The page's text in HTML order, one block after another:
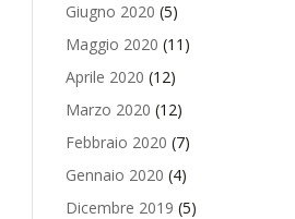
Giugno 2020 (5)
Maggio 2020 (11)
Aprile 2020 (12)
Marzo 2020 (12)
Febbraio 2020 (7)
Gennaio 2020 (4)
Dicembre 2019 (5)